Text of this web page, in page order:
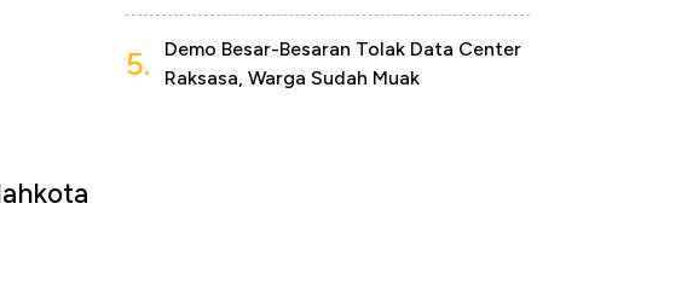
5.
Demo Besar-Besaran Tolak Data Center
Raksasa, Warga Sudah Muak